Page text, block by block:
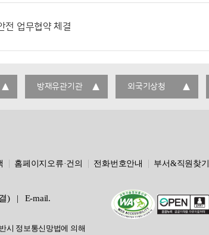
전 업무협약 체결
방재유관기관 외국기상청
홈페이지오류·건의 전화번호안내 부서&직원찾기
) | E-mail.
시 정보통신망법에 의해